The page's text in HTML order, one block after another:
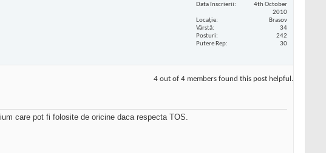
Data înscrierii
4th October
2010
Locaţie
Brasov
Vârstă
34
Posturi
242
Putere Rep
30
4 out of 4 members found this post helpful.
care pot fi folosite de oricine daca respecta TOS.